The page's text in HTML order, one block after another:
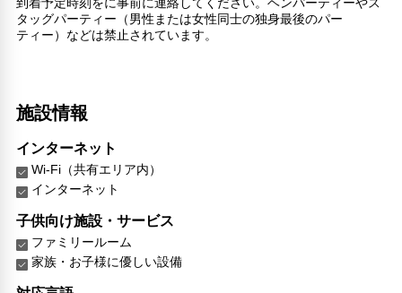
到着予定時刻をに事前に連絡してください。ヘンパーティーやス
タッグパーティー（男性または女性同士の独身最後のパー
ティー）などは禁止されています。
施設情報
インターネット
Wi-Fi（共有エリア内）
インターネット
子供向け施設・サービス
ファミリールーム
家族・お子様に優しい設備